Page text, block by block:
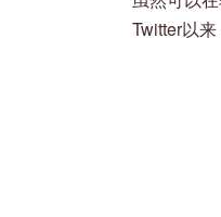
Twitter以